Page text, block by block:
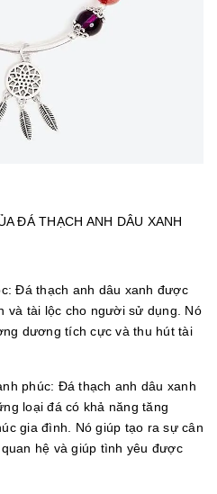
ĐÁ THẠCH ANH DÂU XANH
Đá thạch anh dâu xanh được
và tài lộc cho người sử dụng. Nó
dương tích cực và thu hút tài
phúc: Đá thạch anh dâu xanh
loại đá có khả năng tăng
gia đình. Nó giúp tạo ra sự cân
hệ và giúp tình yêu được